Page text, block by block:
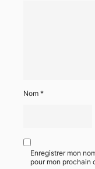
Nom *
Enregistrer mon
pour mon prochain